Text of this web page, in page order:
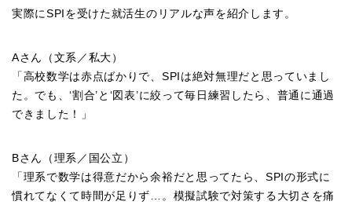
実際にSPIを受けた就活生のリアルな声を紹介します。
Aさん（文系／私大）
「高校数学は赤点ばかりで、SPIは絶対無理だと思っていまし
た。でも、‘割合’と‘図表’に絞って毎日練習したら、普通に通過
できました！」
Bさん（理系／国公立）
「理系で数学は得意だから余裕だと思ってたら、SPIの形式に
慣れてなくて時間が足りず…。模擬試験で対策する大切さを痛